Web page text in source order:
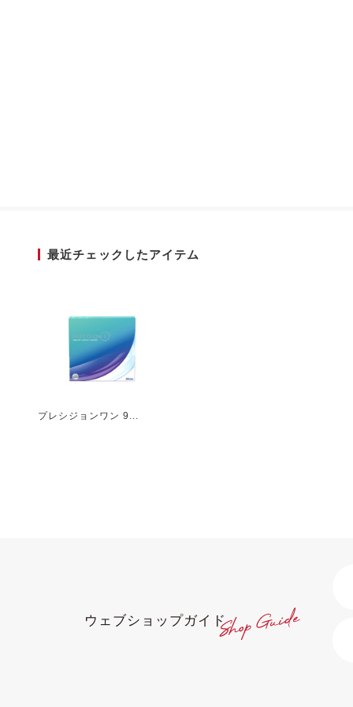
最近チェックしたアイテム
プレシジョンワン 9...
ウェブショップガイド